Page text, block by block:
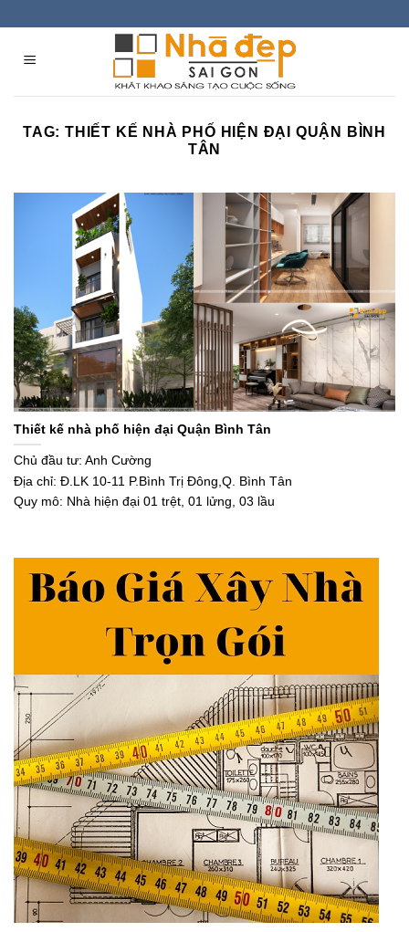
content
TAG: THIẾT KẾ NHÀ PHỐ HIỆN ĐẠI QUẬN BÌNH
TÂN
Thiết kế nhà phố hiện đại Quận Bình Tân
Chủ đầu tư: Anh Cường
Địa chỉ: Đ.LK 10-11 P.Bình Trị Đông,Q. Bình Tân
Quy mô: Nhà hiện đại 01 trệt, 01 lửng, 03 lầu